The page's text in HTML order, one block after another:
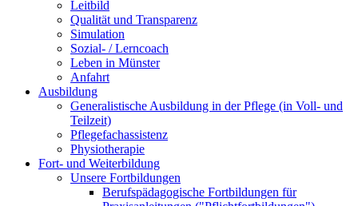
Leitbild
Qualität und Transparenz
Simulation
Sozial- / Lerncoach
Leben in Münster
Anfahrt
Ausbildung
Generalistische Ausbildung in der Pflege (in Voll- und
Teilzeit)
Pflegefachassistenz
Physiotherapie
Fort- und Weiterbildung
Unsere Fortbildungen
Berufspädagogische Fortbildungen für